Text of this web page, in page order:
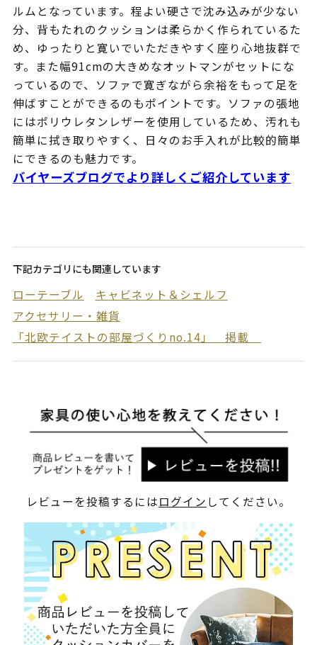
ルムとなっています。程よい硬さで沈み込みが少ない
分、背もたれのクッションは柔らかく作られているた
め、ゆったりと寛いでいただきやすく座り心地抜群で
す。また幅91cmの大きめなオットマンがセットにな
っているので、ソファで寛ぎながら余裕をもって足を
伸ばすことができるのもポイントです。ソファの張地
にはポリウレタンレザーを使用しているため、汚れも
簡単に拭き取りやすく、日々のお手入れが比較的簡単
にできるのも魅力です。
バイヤーズブログでより詳しくご紹介しています
下記カテゴリにも関連しています
ローテーブル
キャビネット＆シェルフ
アクセサリー・雑貨
「北欧テイストの部屋づくりno.14」 掲載
レビューを投稿するにはログイン してください。